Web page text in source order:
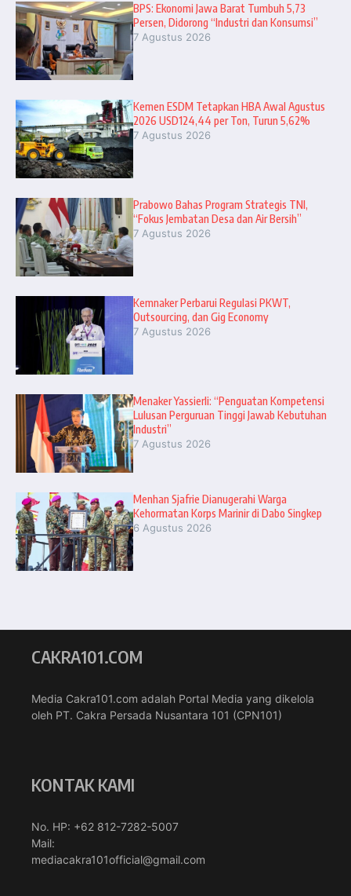
BPS: Ekonomi Jawa Barat Tumbuh 5,73
Persen, Didorong “Industri dan Konsumsi”
7 Agustus 2026
Kemen ESDM Tetapkan HBA Awal Agustus
2026 USD124,44 per Ton, Turun 5,62%
7 Agustus 2026
Prabowo Bahas Program Strategis TNI,
“Fokus Jembatan Desa dan Air Bersih”
7 Agustus 2026
Kemnaker Perbarui Regulasi PKWT,
Outsourcing, dan Gig Economy
7 Agustus 2026
Menaker Yassierli: “Penguatan Kompetensi
Lulusan Perguruan Tinggi Jawab Kebutuhan
Industri”
7 Agustus 2026
Menhan Sjafrie Dianugerahi Warga
Kehormatan Korps Marinir di Dabo Singkep
6 Agustus 2026
CAKRA101.COM
Media Cakra101.com adalah Portal Media yang dikelola
oleh PT. Cakra Persada Nusantara 101 (CPN101)
KONTAK KAMI
No. HP: +62 812-7282-5007
Mail:
mediacakra101official@gmail.com